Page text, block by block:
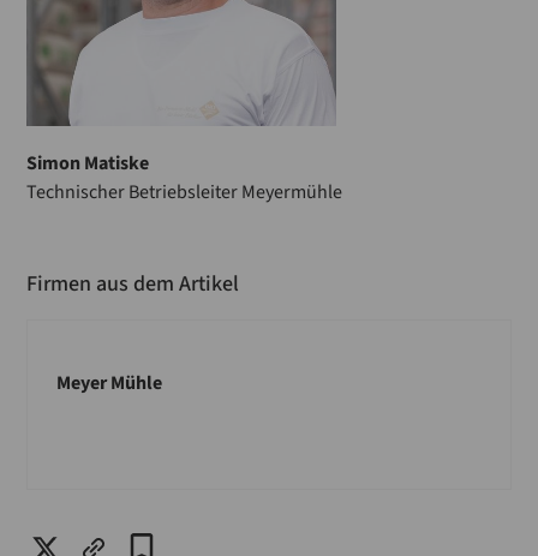
Simon Matiske
Technischer Betriebsleiter Meyermühle
Firmen aus dem Artikel
Meyer Mühle